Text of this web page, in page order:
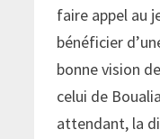
faire appel au
bénéficier
bonne vision
celui de
attendant, la